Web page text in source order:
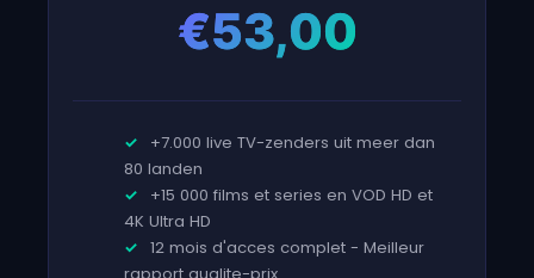
€53,00
+7.000 live TV-zenders uit meer dan
80 landen
+15 000 films et series en VOD HD et
4K Ultra HD
12 mois d'acces complet - Meilleur